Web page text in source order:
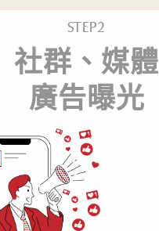
STEP2
社群、媒體
廣告曝光